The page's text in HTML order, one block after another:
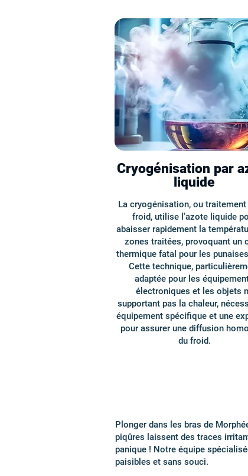
Cryogénisation par
liquide
La cryogénisation, ou traitement
froid, utilise l'azote liquide
abaisser rapidement la
zones traitées, provoquant un
thermique fatal pour les
Cette technique,
adaptée pour les
électroniques et les objets
supportant pas la chaleur,
équipement spécifique et une
pour assurer une diffusion
du froid.
Plonger dans les bras de
piqûres laissent des traces
panique ! Notre équipe
paisibles et sans souci.